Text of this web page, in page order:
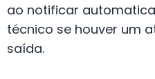
ao notificar
técnico se houver um
saída.